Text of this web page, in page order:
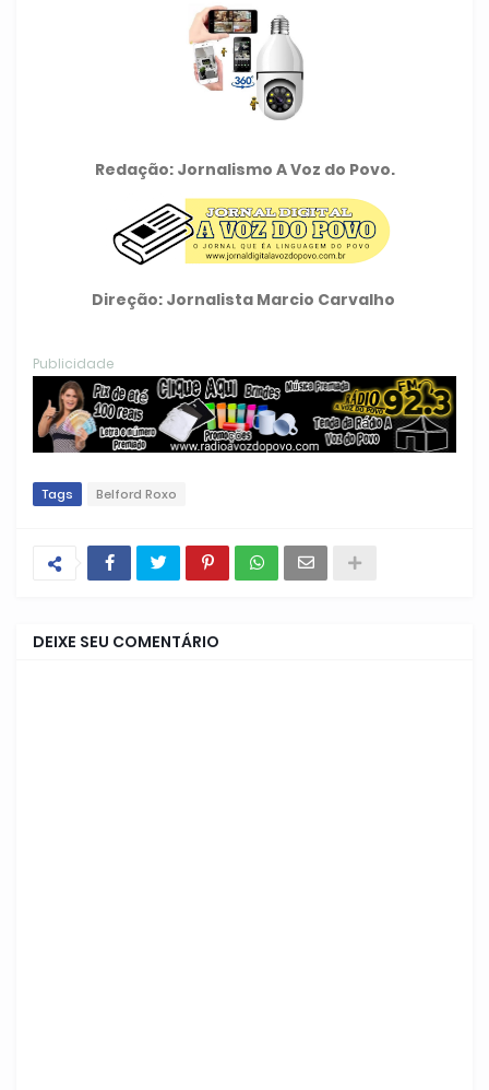
Redação: Jornalismo A Voz do Povo.
Direção: Jornalista Marcio Carvalho
Publicidade
Tags Belford Roxo
DEIXE SEU COMENTÁRIO